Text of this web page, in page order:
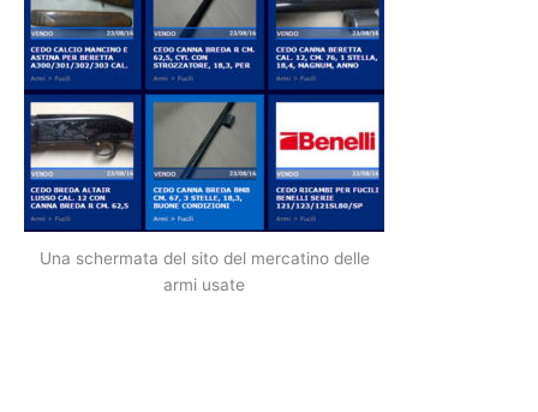
Una schermata del sito del mercatino delle
armi usate